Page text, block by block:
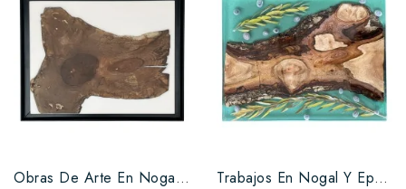
Obras De Arte En Nogal Y Epoxi Blanca Trabajos En Nogal Y Epoxi Verde Y Aceitunas